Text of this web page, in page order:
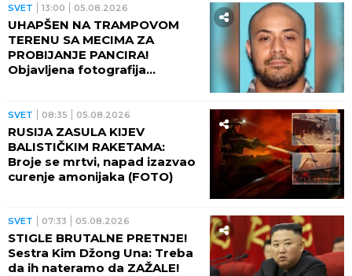
SVET 13:00 05.08.2026
UHAPŠEN NA TRAMPOVOM
TERENU SA MECIMA ZA
PROBIJANJE PANCIRA!
Objavljena fotografija
VIDEO)
SVET 08:35 05.08.2026
RUSIJA ZASULA KIJEV
BALISTIČKIM RAKETAMA:
Broje se mrtvi, napad izazvao
curenje amonijaka (FOTO)
SVET 07:33 05.08.2026
STIGLE BRUTALNE PRETNJE!
Sestra Kim Džong Una: Treba
da ih nateramo da ZAŽALE!